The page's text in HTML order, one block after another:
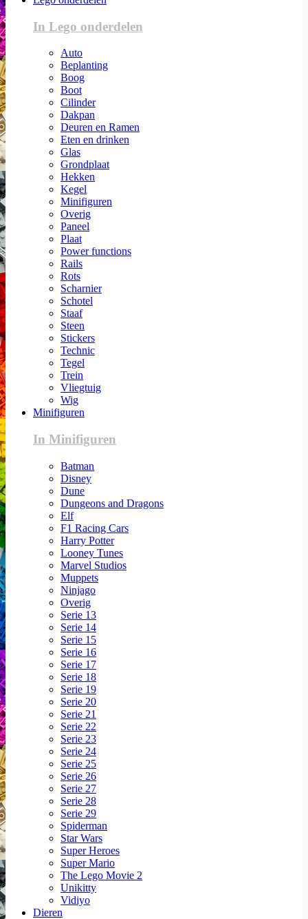
In Lego onderdelen
Auto
Beplanting
Boog
Boot
Cilinder
Dakpan
Deuren en Ramen
Eten en drinken
Glas
Grondplaat
Hekken
Kegel
Minifiguren
Overig
Paneel
Plaat
Power functions
Rails
Rots
Scharnier
Schotel
Staaf
Steen
Stickers
Technic
Tegel
Trein
Vliegtuig
Wig
Minifiguren
In Minifiguren
Batman
Disney
Dune
Dungeons and Dragons
Elf
F1 Racing Cars
Harry Potter
Looney Tunes
Marvel Studios
Muppets
Ninjago
Overig
Serie 13
Serie 14
Serie 15
Serie 16
Serie 17
Serie 18
Serie 19
Serie 20
Serie 21
Serie 22
Serie 23
Serie 24
Serie 25
Serie 26
Serie 27
Serie 28
Serie 29
Spiderman
Star Wars
Super Heroes
Super Mario
The Lego Movie 2
Unikitty
Vidiyo
Dieren